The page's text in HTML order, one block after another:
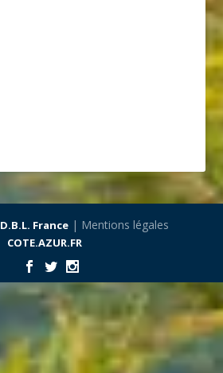
D.B.L. France| Mentions légales
COTE.AZUR.FR